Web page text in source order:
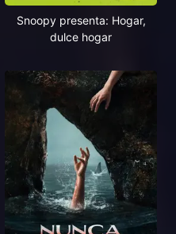
Snoopy presenta: Hogar,
dulce hogar